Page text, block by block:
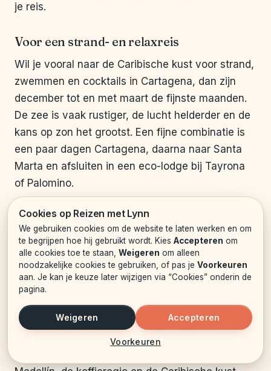
je reis.
Voor een strand- en relaxreis
Wil je vooral naar de Caribische kust voor strand,
zwemmen en cocktails in Cartagena, dan zijn
december tot en met maart de fijnste maanden.
De zee is vaak rustiger, de lucht helderder en de
kans op zon het grootst. Een fijne combinatie is
een paar dagen Cartagena, daarna naar Santa
Marta en afsluiten in een eco-lodge bij Tayrona
of Palomino.
Ben je gevoelig voor drukte en hogere prijzen,
kies dan voor eind januari, februari of begin
maart. December en de eerste week van januari
zijn het drukst en duurst.Vermijd als het kan de
week van Semana Santa, dan is het overal in
Colombia extreem druk en zijn prijzen flink hoger.
Voor een rondreis met veel variatie
Cookies op Reizen met Lynn
We gebruiken cookies om de website te laten werken en om
te begrijpen hoe hij gebruikt wordt. Kies Accepteren om
alle cookies toe te staan, Weigeren om alleen
noodzakelijke cookies te gebruiken, of pas je Voorkeuren
aan. Je kan je keuze later wijzigen via “Cookies” onderin de
pagina.
Weigeren
Voorkeuren
Accepteren